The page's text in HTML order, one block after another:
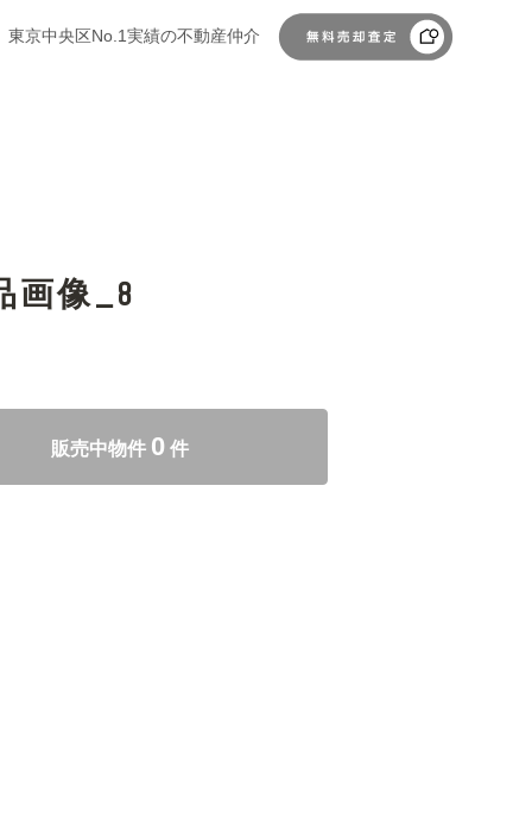
東京中央区No.1実績の不動産仲介
画像_8
販売中物件 0 件